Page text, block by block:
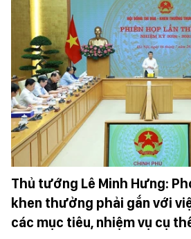
Thủ tướng Lê Minh Hưng:
khen thưởng phải gắn với
các mục tiêu, nhiệm vụ cụ